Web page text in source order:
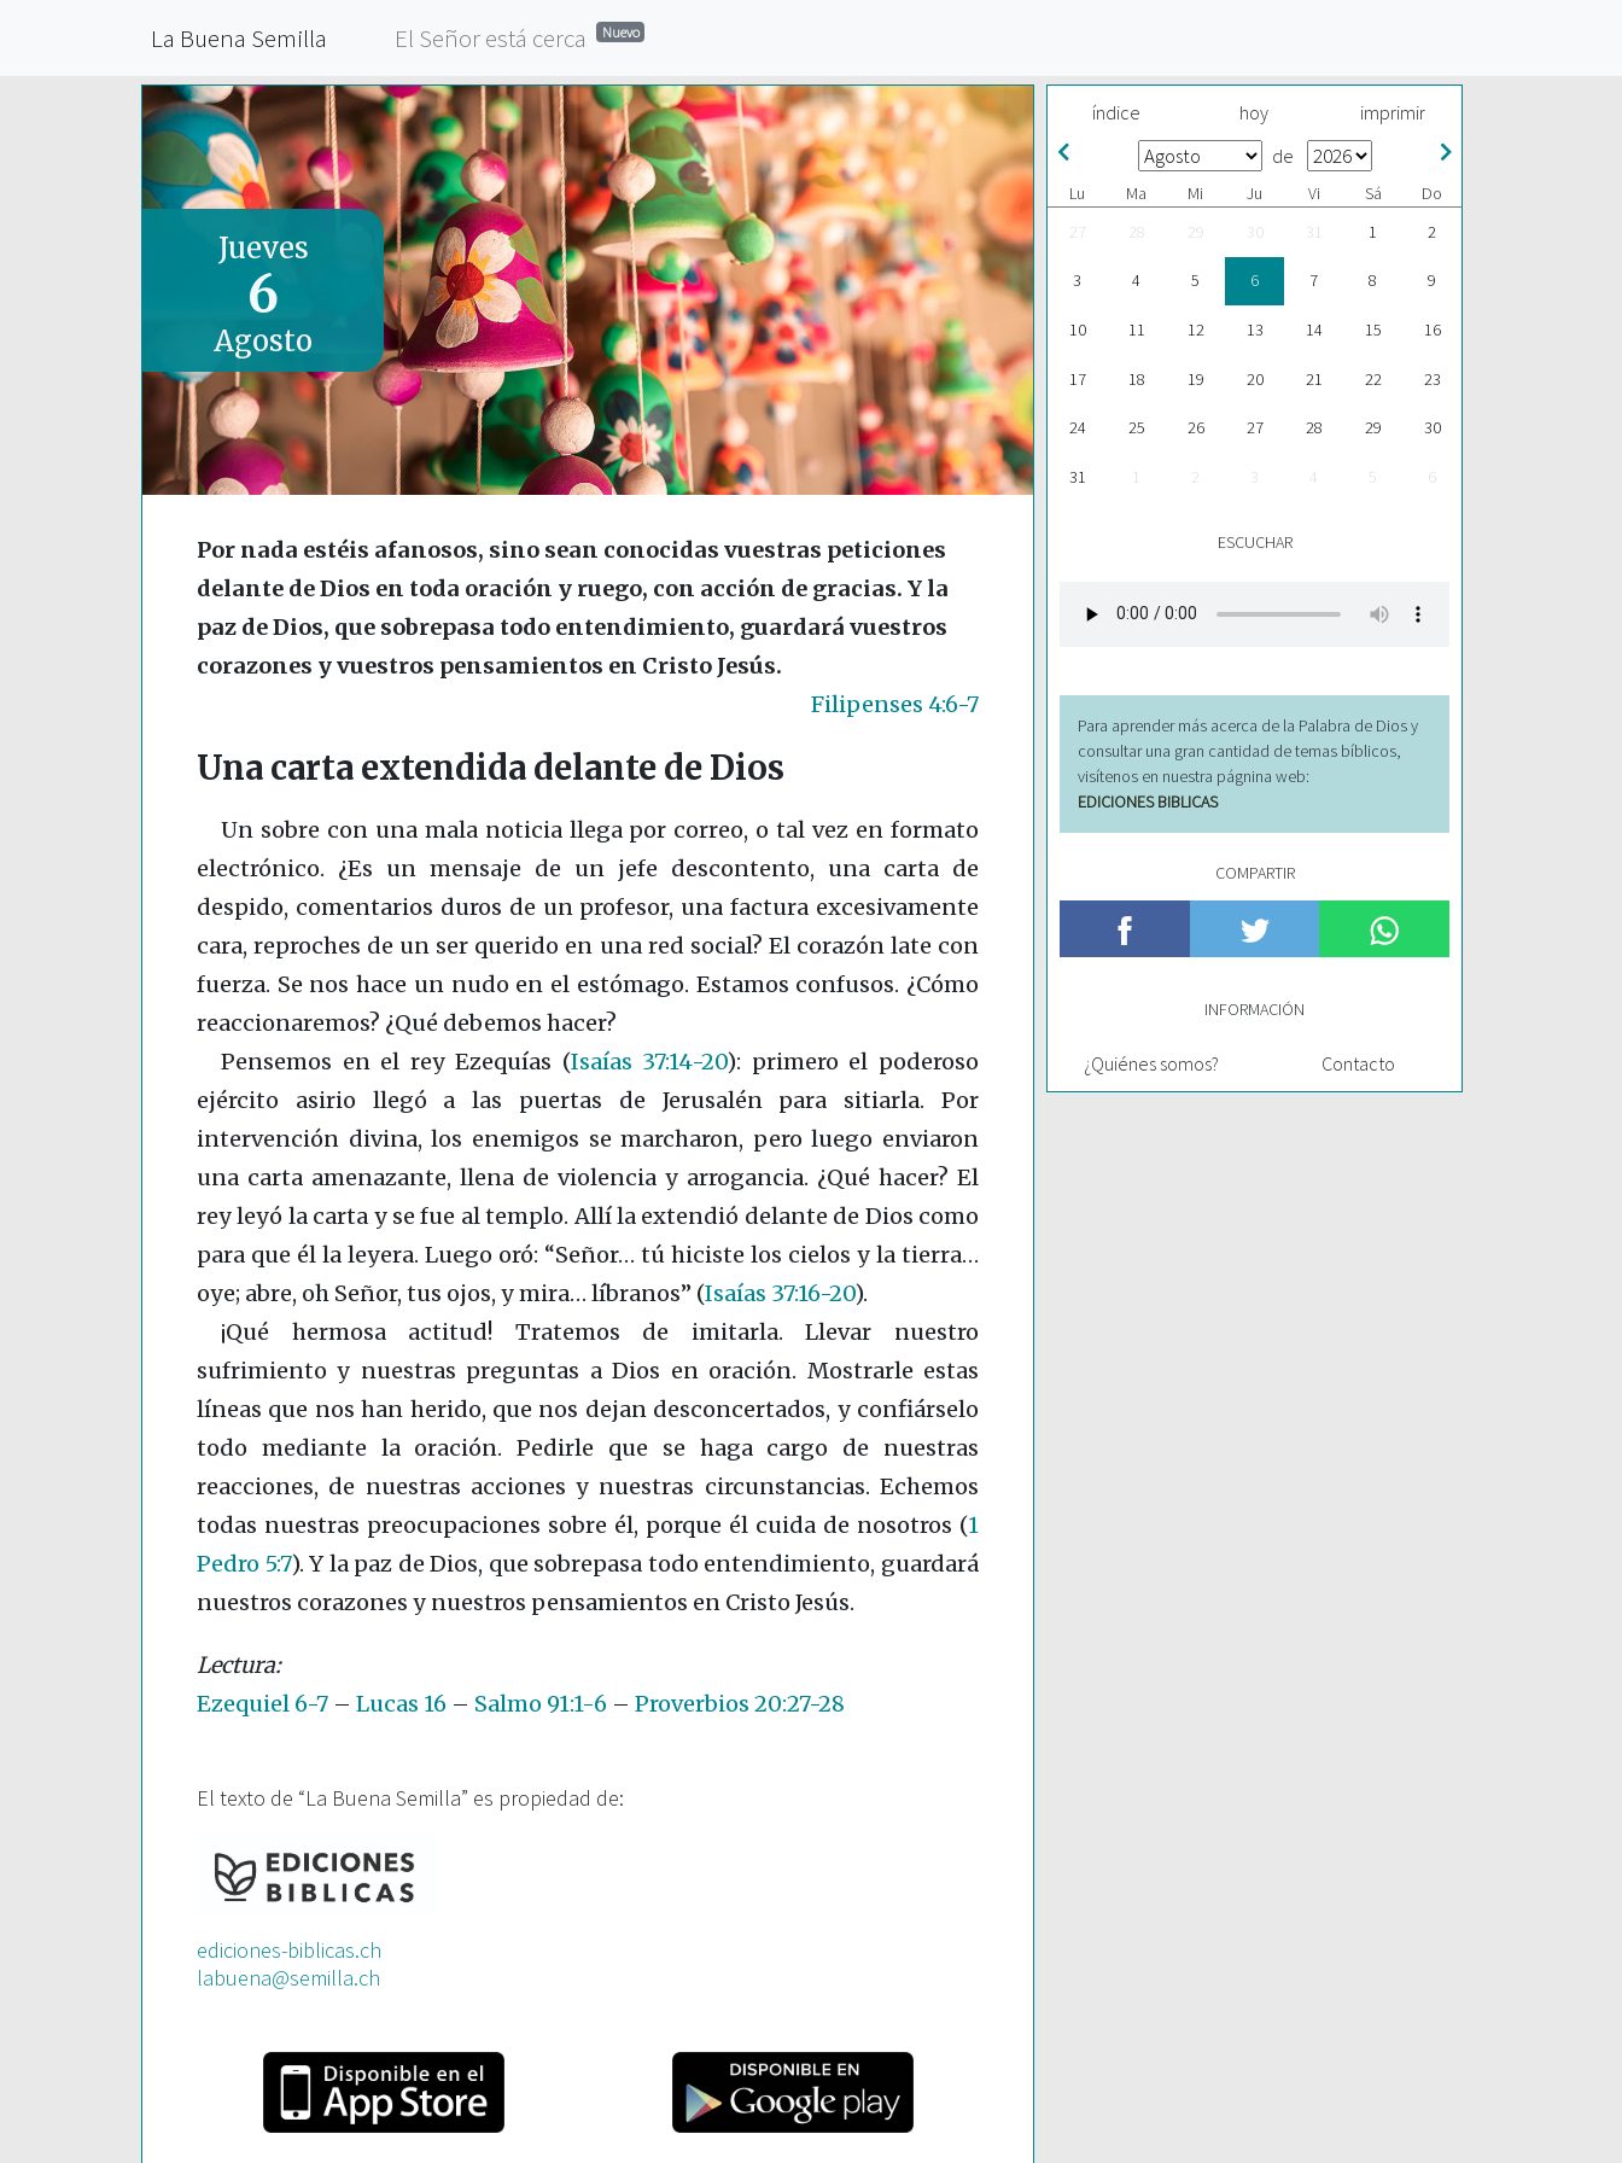
La Buena Semilla El Señor está cerca Nuevo
Jueves
6
Agosto
Por nada estéis afanosos, sino sean conocidas vuestras peticiones
delante de Dios en toda oración y ruego, con acción de gracias. Y la
paz de Dios, que sobrepasa todo entendimiento, guardará vuestros
corazones y vuestros pensamientos en Cristo Jesús.
Filipenses 4:6-7
Una carta extendida delante de Dios
Un sobre con una mala noticia llega por correo, o tal vez en formato
electrónico. ¿Es un mensaje de un jefe descontento, una carta de
despido, comentarios duros de un profesor, una factura excesivamente
cara, reproches de un ser querido en una red social? El corazón late con
fuerza. Se nos hace un nudo en el estómago. Estamos confusos. ¿Cómo
reaccionaremos? ¿Qué debemos hacer?
Pensemos en el rey Ezequías (Isaías 37:14-20): primero el poderoso
ejército asirio llegó a las puertas de Jerusalén para sitiarla. Por
intervención divina, los enemigos se marcharon, pero luego enviaron
una carta amenazante, llena de violencia y arrogancia. ¿Qué hacer? El
rey leyó la carta y se fue al templo. Allí la extendió delante de Dios como
para que él la leyera. Luego oró: “Señor… tú hiciste los cielos y la tierra…
oye; abre, oh Señor, tus ojos, y mira… líbranos” (Isaías 37:16-20).
¡Qué hermosa actitud! Tratemos de imitarla. Llevar nuestro
sufrimiento y nuestras preguntas a Dios en oración. Mostrarle estas
líneas que nos han herido, que nos dejan desconcertados, y confiárselo
todo mediante la oración. Pedirle que se haga cargo de nuestras
reacciones, de nuestras acciones y nuestras circunstancias. Echemos
todas nuestras preocupaciones sobre él, porque él cuida de nosotros (1
Pedro 5:7). Y la paz de Dios, que sobrepasa todo entendimiento, guardará
nuestros corazones y nuestros pensamientos en Cristo Jesús.
Ezequiel 6-7 – Lucas 16 – Salmo 91:1-6 – Proverbios 20:27-28
El texto de “La Buena Semilla” es propiedad de:
ediciones-biblicas.ch
labuena@semilla.ch
índice hoy imprimir
de
Lu Ma Mi Ju Vi Sá
Do
27
28 29 30 31 1 2
3 4 5 6 7 8 9
10 11 12 13 14 15 16
17 18 19 20 21 22 23
24 25 26 27 28 29 30
31 1 2 3 4 5 6
ESCUCHAR
Para aprender más acerca de la Palabra de Dios y
consultar una gran cantidad de temas bíblicos,
visítenos en nuestra págnina web:
EDICIONES BIBLICAS
COMPARTIR
INFORMACIÓN
¿Quiénes somos? Contacto